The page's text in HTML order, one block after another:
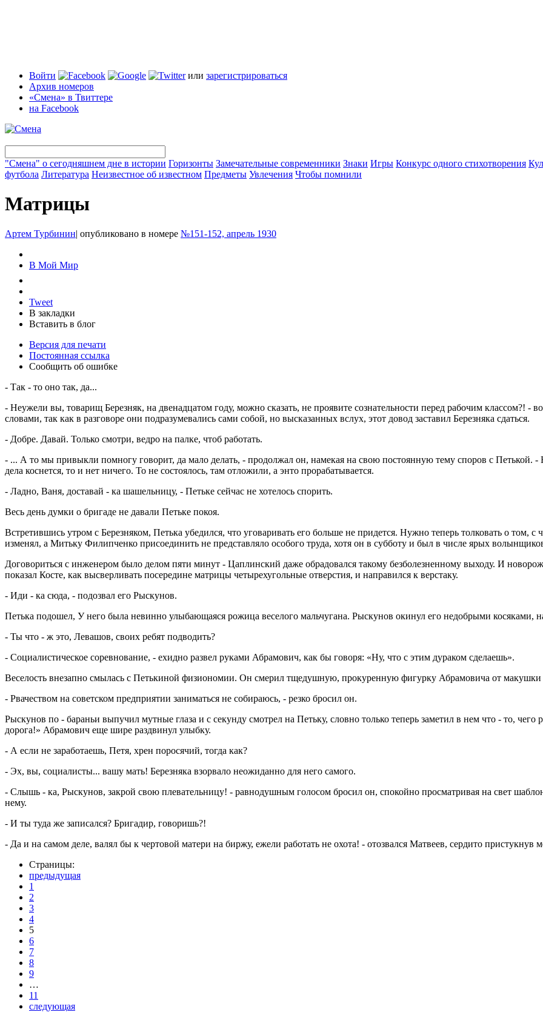
Войти или зарегистрироваться
Архив номеров
«Смена» в Твиттере
на Facebook
"Смена" о сегодняшнем дне в истории Горизонты Замечательные современники Знаки Игры Конкурс одного стихотворения
футбола Литература Неизвестное об известном Предметы Увлечения Чтобы помнили
Матрицы
Артем Турбинин| опубликовано в номере №151-152, апрель 1930
В Мой Мир
Tweet
В закладки
Вставить в блог
Версия для печати
Постоянная ссылка
Сообщить об ошибке
- Так - то оно так, да...
- Неужели вы, товарищ Березняк, на двенадцатом году, можно сказать, не проявите сознательности перед рабочим классом?!
словами, так как в разговоре они подразумевались сами собой, но высказанных вслух, этот довод заставил Березняка сдаться.
- Добре. Давай. Только смотри, ведро на палке, чтоб работать.
- ... А то мы привыкли помногу говорит, да мало делать, - продолжал он, намекая на свою постоянную тему споров с
дела коснется, то и нет ничего. То не состоялось, там отложили, а энто прорабатывается.
- Ладно, Ваня, доставай - ка шашельницу, - Петьке сейчас не хотелось спорить.
Весь день думки о бригаде не давали Петьке покоя.
Встретившись утром с Березняком, Петька убедился, что уговаривать его больше не придется. Нужно теперь толковать о том, с
изменял, а Митьку Филипченко присоединить не представляло особого труда, хотя он в субботу и был в числе ярых
Договориться с инженером было делом пяти минут - Цаплинский даже обрадовался такому безболезненному выходу. И
показал Косте, как высверливать посередине матрицы четырехугольные отверстия, и направился к верстаку.
- Иди - ка сюда, - подозвал его Рыскунов.
Петька подошел, У него была невинно улыбающаяся рожица веселого мальчугана. Рыскунов окинул его недобрыми косяками,
- Ты что - ж это, Левашов, своих ребят подводить?
- Социалистическое соревнование, - ехидно развел руками Абрамович, как бы говоря: «Ну, что с этим дураком сделаешь».
Веселость внезапно смылась с Петькиной физиономии. Он смерил тщедушную, прокуренную фигурку Абрамовича от макушки
- Рвачеством на советском предприятии заниматься не собираюсь, - резко бросил он.
Рыскунов по - бараньи выпучил мутные глаза и с секунду смотрел на Петьку, словно только теперь заметил в нем что - то, чего
дорога!» Абрамович еще шире раздвинул улыбку.
- А если не заработаешь, Петя, хрен поросячий, тогда как?
- Эх, вы, социалисты... вашу мать! Березняка взорвало неожиданно для него самого.
- Слышь - ка, Рыскунов, закрой свою плевательницу! - равнодушным голосом бросил он, спокойно просматривая на свет
нему.
- И ты туда же записался? Бригадир, говоришь?!
- Да и на самом деле, валял бы к чертовой матери на биржу, ежели работать не охота! - отозвался Матвеев, сердито пристукнув
Страницы:
предыдущая
1
2
3
4
5
6
7
8
9
…
11
следующая